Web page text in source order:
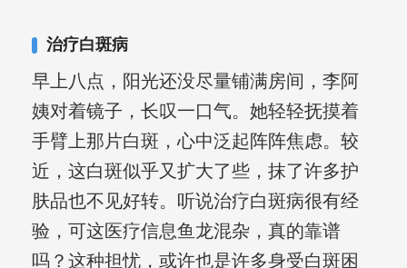
治疗白斑病
早上八点，阳光还没尽量铺满房间，李阿
姨对着镜子，长叹一口气。她轻轻抚摸着
手臂上那片白斑，心中泛起阵阵焦虑。较
近，这白斑似乎又扩大了些，抹了许多护
肤品也不见好转。听说治疗白斑病很有经
验，可这医疗信息鱼龙混杂，真的靠谱
吗？这种担忧，或许也是许多身受白斑困